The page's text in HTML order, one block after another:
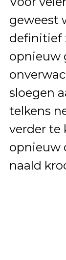
geweest
definitief
opnieuw
sloegen
telkens
verder te
opnieuw
naald